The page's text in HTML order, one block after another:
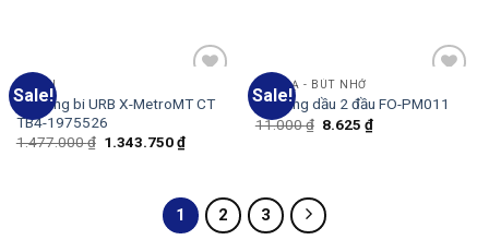
Sale!
to
BÚT BI
Bút lông bi URB X-MetroMT CT
TB4-1975526
1.477.000₫ 1.343.750₫
Sale!
to
BÚT DẠ - BÚT NHỚ
Bút lông dầu 2 đầu FO-PM011
11.000₫ 8.625 ₫
1 2 3